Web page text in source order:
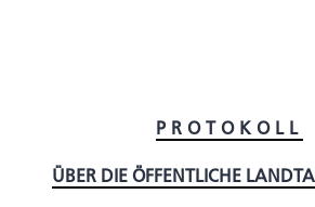
PROTOKOLL
ÜBER DIE ÖFFENTLICHE